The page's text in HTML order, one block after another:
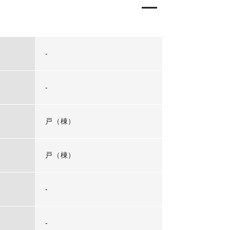
-
-
戸（棟）
戸（棟）
-
-